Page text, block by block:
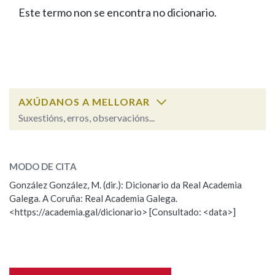
FIGURAS HOMENAXEADAS
PORTAL DAS PALABRAS
Facebook
TwitterYoutubeInstagram
Bluesky
BUSCAR NOS LEMAS
Remata por
BUSCAR NO CONTIDO
Nas definicións
Este termo non se encontra no dicionario.
AXÚDANOS A MELLORAR
Suxestións, erros, observacións...
Observación
Nome
MODO DE CITA
González González, M. (dir.): Dicionario da Real Academia
Galega. A Coruña: Real Academia Galega.
<https://academia.gal/dicionario> [Consultado: <data>]